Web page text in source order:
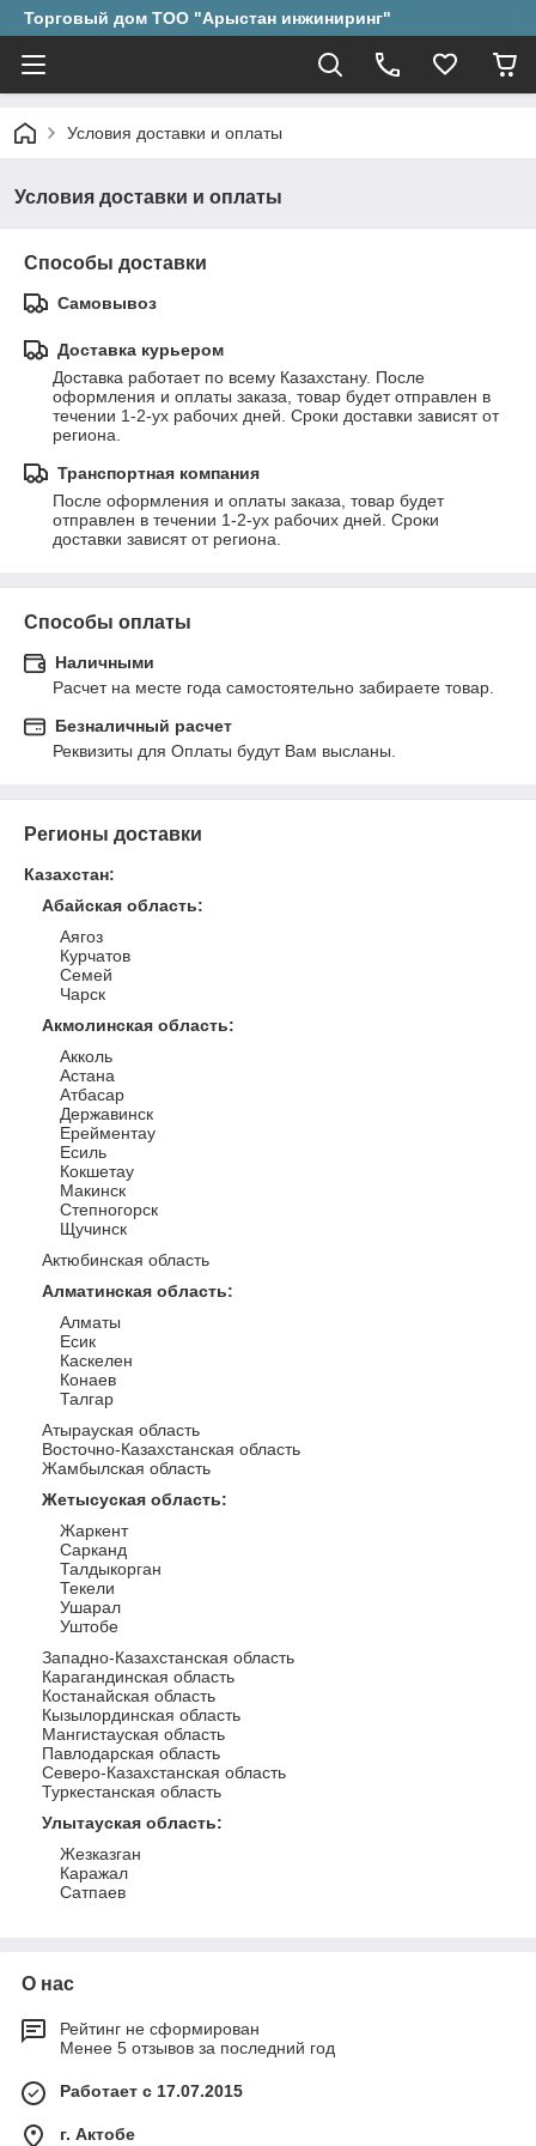
Торговый дом ТОО "Арыстан инжиниринг"
Условия доставки и оплаты
Условия доставки и оплаты
Способы доставки
Самовывоз
Доставка курьером
Доставка работает по всему Казахстану. После
оформления и оплаты заказа, товар будет отправлен в
течении 1-2-ух рабочих дней. Сроки доставки зависят от
региона.
Транспортная компания
После оформления и оплаты заказа, товар будет
отправлен в течении 1-2-ух рабочих дней. Сроки
доставки зависят от региона.
Способы оплаты
Наличными
Расчет на месте года самостоятельно забираете товар.
Безналичный расчет
Реквизиты для Оплаты будут Вам высланы.
Регионы доставки
Казахстан:
Абайская область:
Аягоз
Курчатов
Семей
Чарск
Акмолинская область:
Акколь
Астана
Атбасар
Державинск
Ерейментау
Есиль
Кокшетау
Макинск
Степногорск
Щучинск
Актюбинская область
Алматинская область:
Алматы
Есик
Каскелен
Конаев
Талгар
Атырауская область
Восточно-Казахстанская область
Жамбылская область
Жетысуская область:
Жаркент
Сарканд
Талдыкорган
Текели
Ушарал
Уштобе
Западно-Казахстанская область
Карагандинская область
Костанайская область
Кызылординская область
Мангистауская область
Павлодарская область
Северо-Казахстанская область
Туркестанская область
Улытауская область:
Жезказган
Каражал
Сатпаев
О нас
Рейтинг не сформирован
Менее 5 отзывов за последний год
Работает с 17.07.2015
г. Актобе